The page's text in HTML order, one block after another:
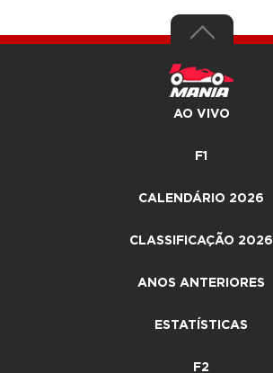
AO VIVO
F1
CALENDÁRIO 2026
CLASSIFICAÇÃO 2026
ANOS ANTERIORES
ESTATÍSTICAS
F2